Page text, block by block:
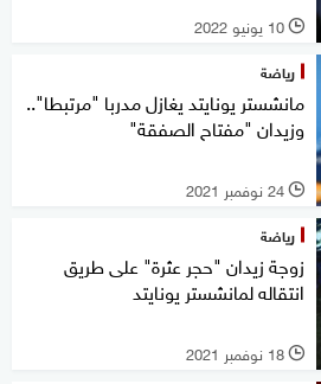
l 10 يونيو 2022
رياضة
مانشستر يونايتد يغازل مدربا "مرتبطا"..
وزيدان "مفتاح الصفقة"
l 24 نوفمبر 2021
رياضة
زوجة زيدان "حجر عثرة" على طريق
انتقاله لمانشستر يونايتد
l 18 نوفمبر 2021